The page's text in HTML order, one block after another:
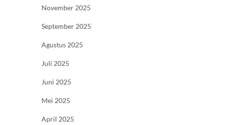
November 2025
September 2025
Agustus 2025
Juli 2025
Juni 2025
Mei 2025
April 2025